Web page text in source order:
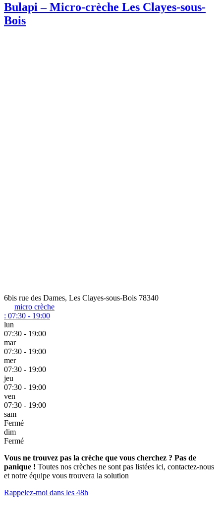
Bulapi – Micro-crèche Les Clayes-sous-
Bois
6bis rue des Dames, Les Clayes-sous-Bois 78340
micro crèche
: 07:30 - 19:00
lun
07:30 - 19:00
mar
07:30 - 19:00
mer
07:30 - 19:00
jeu
07:30 - 19:00
ven
07:30 - 19:00
sam
Fermé
dim
Fermé
Vous ne trouvez pas la crèche que vous cherchez ? Pas de
panique ! Toutes nos crèches ne sont pas listées ici, contactez-nous
et notre équipe vous trouvera la solution
Rappelez-moi dans les 48h